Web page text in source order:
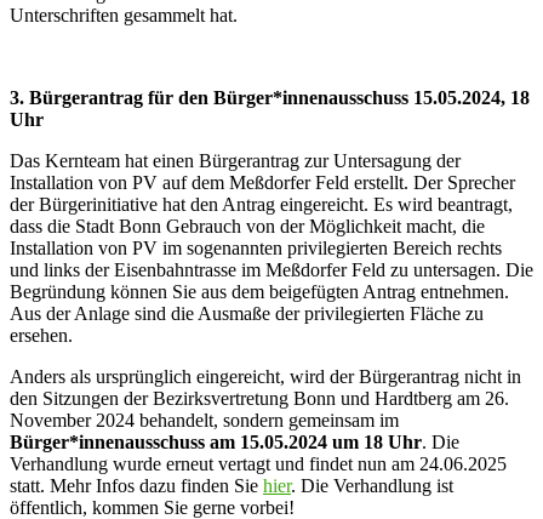
Unterschriften gesammelt hat.
3. Bürgerantrag für den Bürger*innenausschuss 15.05.2024, 18
Uhr
Das Kernteam hat einen Bürgerantrag zur Untersagung der
Installation von PV auf dem Meßdorfer Feld erstellt. Der Sprecher
der Bürgerinitiative hat den Antrag eingereicht. Es wird beantragt,
dass die Stadt Bonn Gebrauch von der Möglichkeit macht, die
Installation von PV im sogenannten privilegierten Bereich rechts
und links der Eisenbahntrasse im Meßdorfer Feld zu untersagen. Die
Begründung können Sie aus dem beigefügten Antrag entnehmen.
Aus der Anlage sind die Ausmaße der privilegierten Fläche zu
ersehen.
Anders als ursprünglich eingereicht, wird der Bürgerantrag nicht in
den Sitzungen der Bezirksvertretung Bonn und Hardtberg am 26.
November 2024 behandelt, sondern gemeinsam im
Bürger*innenausschuss am 15.05.2024 um 18 Uhr. Die
Verhandlung wurde erneut vertagt und findet nun am 24.06.2025
statt. Mehr Infos dazu finden Sie hier. Die Verhandlung ist
öffentlich, kommen Sie gerne vorbei!